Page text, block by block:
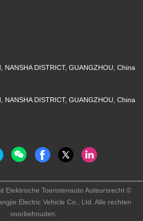
NANSHA DISTRICT, GUANGZHOU, China
NANSHA DISTRICT, GUANGZHOU, China
Elektrische Toeristenauto Auteursrecht ©
Electric Vehicle Co., Ltd. Alle rechten
voorbehouden.